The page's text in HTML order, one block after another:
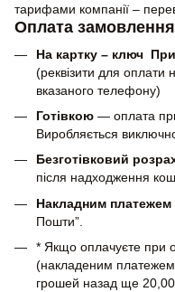
тарифами компанії –
Оплата
На картку – ключ
(реквізити для
вказаного телефону)
Готівкою — оплата
Виробляється
Безготівковий
після надходження
Накладним платежем
Пошти”.
* Якщо оплачуєте при
(накладеним
грошей назад ще